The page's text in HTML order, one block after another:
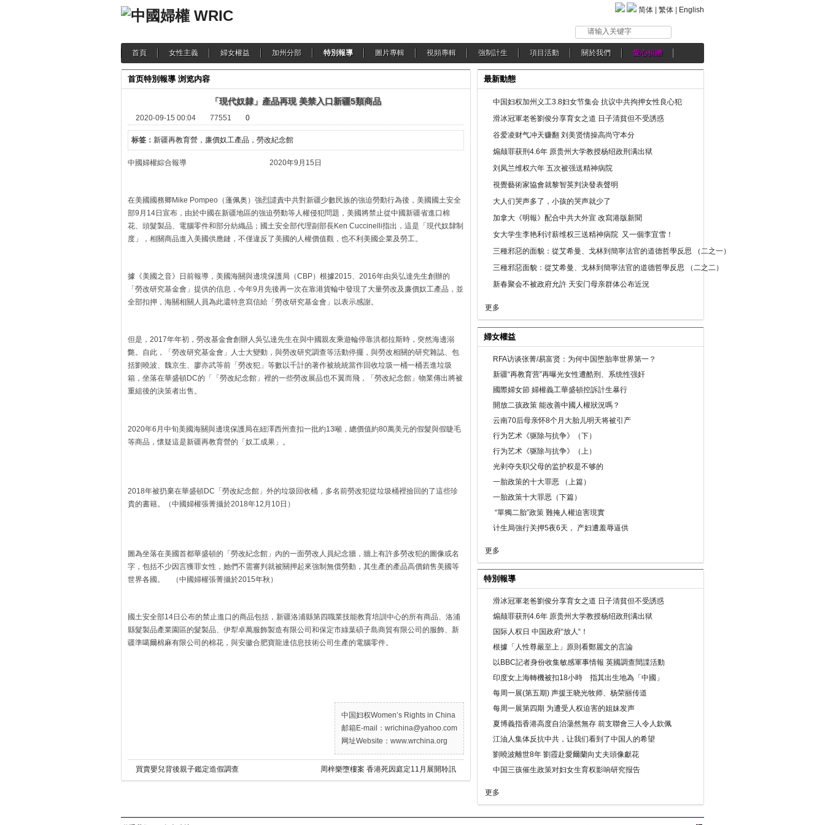
简体 繁体 English
请输入关键字
首頁 女性主義 婦女權益 加州分部 特別報導 圖片專輯 視頻專輯 強制計生 項目活動 關於我們 愛心捐贈
首页特別報導 浏览内容
「現代奴隸」產品再現 美禁入口新疆5類商品
2020-09-15 00:04 77551 0
标签： 新疆再教育營，廉價奴工產品，勞改紀念館
中國婦權綜合報導 2020年9月15日
在美國國務卿Mike Pompeo（蓬佩奥）強烈譴責中共對新疆少數民族的強迫勞動行為後，美國國土安全
部9月14日宣布，由於中國在新疆地區的強迫勞動等人權侵犯問題，美國將禁止從中國新疆省進口棉
花、頭髮製品、電腦零件和部分紡織品；國土安全部代理副部長Ken Cuccinelli指出，這是「現代奴隸制
度」，相關商品進入美國供應鏈，不僅違反了美國的人權價值觀，也不利美國企業及勞工。
據《美國之音》日前報導，美國海關與邊境保護局（CBP）根據2015、2016年由吳弘達先生創辦的
「勞改研究基金會」提供的信息，今年9月先後再一次在靠港貨輪中發現了大量勞改及廉價奴工產品，並
全部扣押，海關相關人員為此還特意寫信給「勞改研究基金會」以表示感謝。
但是，2017年年初，勞改基金會創辦人吳弘達先生在與中國親友乘遊輪停靠洪都拉斯時，突然海邊溺
斃。自此，「勞改研究基金會」人士大變動，與勞改研究調查等活動停擺，與勞改相關的研究雜誌、包
括劉曉波、魏京生、廖亦武等前「勞改犯」等數以千計的著作被統統當作回收垃圾一桶一桶丟進垃圾
箱，坐落在華盛頓DC的「「勞改紀念館」裡的一些勞改展品也不翼而飛，「勞改紀念館」物業傳出將被
重組後的決策者出售。
2020年6月中旬美國海關與邊境保護局在紐澤西州查扣一批約13噸，總價值約80萬美元的假髮與假睫毛
等商品，懷疑這是新疆再教育營的「奴工成果」。
2018年被扔棄在華盛頓DC「勞改紀念館」外的垃圾回收桶，多名前勞改犯從垃圾桶裡撿回的了這些珍
貴的書籍。（中國婦權張菁攝於2018年12月10日）
圖為坐落在美國首都華盛頓的「勞改紀念館」內的一面勞改人員紀念牆，牆上有許多勞改犯的圖像或名
字，包括不少因言獲罪女性，她們不需審判就被關押起來強制無償勞動，其生產的產品高價銷售美國等
世界各國。 （中國婦權張菁攝於2015年秋）
國土安全部14日公布的禁止進口的商品包括，新疆洛浦縣第四職業技能教育培訓中心的所有商品、洛浦
縣髮製品產業園區的髮製品、伊犁卓萬服飾製造有限公司和保定市綠葉碩子島商貿有限公司的服飾、新
疆準噶爾棉麻有限公司的棉花，與安徽合肥寶龍達信息技術公司生產的電腦零件。
中国妇权Women’s Rights in China
邮箱E-mail：wrichina@yahoo.com
网址Website：www.wrchina.org
買賣嬰兒背後親子鑑定造假調查 周梓樂墮樓案 香港死因庭定11月展開聆訊
最新動態
中国妇权加州义工3.8妇女节集会 抗议中共拘押女性良心犯
滑冰冠軍老爸劉俊分享育女之道 日子清貧但不受誘惑
谷爱凌财气冲天赚翻 刘美贤情操高尚守本分
煽颠罪获刑4.6年 原贵州大学教授杨绍政刑满出狱
刘凤兰维权六年 五次被强送精神病院
視覺藝術家協會就黎智英判決發表聲明
大人们哭声多了，小孩的哭声就少了
加拿大《明報》配合中共大外宣 改寫港版新聞
女大学生李艳利讨薪维权三送精神病院 又一個李宜雪！
三種邪惡的面貌：從艾希曼、戈林到簡寧法官的道德哲學反思 （二之一）
三種邪惡面貌：從艾希曼、戈林到簡寧法官的道德哲學反思 （二之二）
新春聚会不被政府允許 天安门母亲群体公布近況
更多
婦女權益
RFA访谈张菁/易富贤：为何中国堕胎率世界第一？
新疆“再教育营”再曝光女性遭酷刑、系统性强奸
國際婦女節 婦權義工華盛頓控訴計生暴行
開放二孩政策 能改善中國人權狀況嗎？
云南70后母亲怀8个月大胎儿明天将被引产
行为艺术《驱除与抗争》（下）
行为艺术《驱除与抗争》（上）
光剥夺失职父母的监护权是不够的
一胎政策的十大罪恶 （上篇）
一胎政策十大罪恶（下篇）
“單獨二胎”政策 難掩人權迫害現實
计生局強行关押5夜6天， 产妇遭羞辱逼供
更多
特別報導
滑冰冠軍老爸劉俊分享育女之道 日子清貧但不受誘惑
煽颠罪获刑4.6年 原贵州大学教授杨绍政刑满出狱
国际人权日 中国政府“放人“！
根據「人性尊嚴至上」原則看鄭麗文的言論
以BBC記者身份收集敏感軍事情報 英國調查間諜活動
印度女上海轉機被扣18小時 指其出生地為「中國」
每周一展(第五期) 声援王晓光牧师、杨荣丽传道
每周一展第四期 为遭受人权迫害的姐妹发声
夏博義指香港高度自治蕩然無存 前支聯會三人令人欽佩
江油人集体反抗中共，让我们看到了中国人的希望
劉曉波離世8年 劉霞赴愛爾蘭向丈夫頭像獻花
中国三孩催生政策对妇女生育权影响研究报告
更多